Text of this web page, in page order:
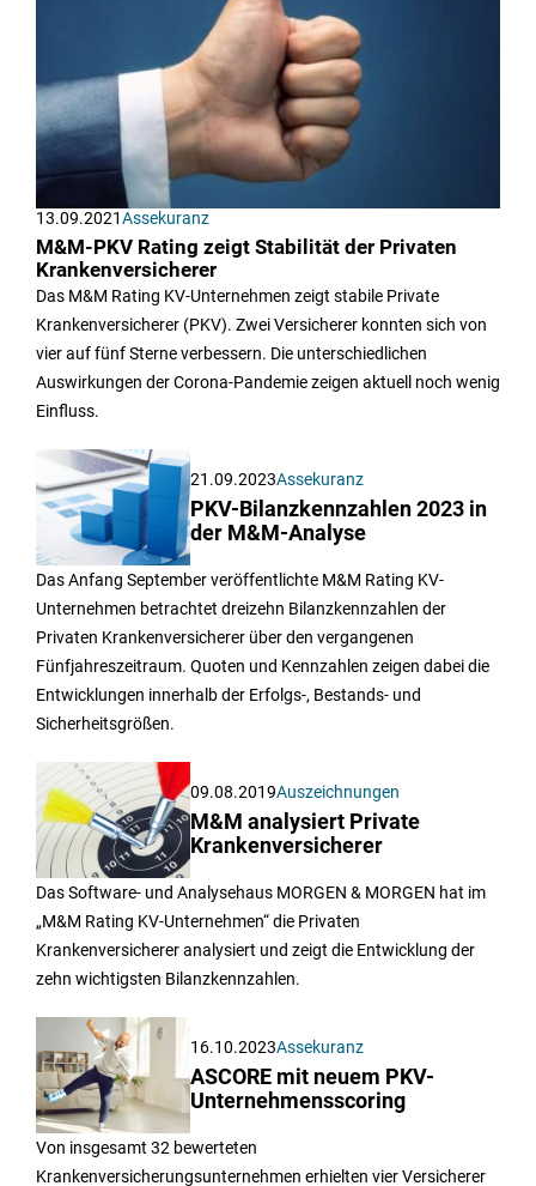
13.09.2021Assekuranz
M&M-PKV Rating zeigt Stabilität der Privaten
Krankenversicherer
Das M&M Rating KV-Unternehmen zeigt stabile Private
Krankenversicherer (PKV). Zwei Versicherer konnten sich von
vier auf fünf Sterne verbessern. Die unterschiedlichen
Auswirkungen der Corona-Pandemie zeigen aktuell noch wenig
Einfluss.
21.09.2023Assekuranz
PKV-Bilanzkennzahlen 2023 in
der M&M-Analyse
Das Anfang September veröffentlichte M&M Rating KV-
Unternehmen betrachtet dreizehn Bilanzkennzahlen der
Privaten Krankenversicherer über den vergangenen
Fünfjahreszeitraum. Quoten und Kennzahlen zeigen dabei die
Entwicklungen innerhalb der Erfolgs-, Bestands- und
Sicherheitsgrößen.
09.08.2019Auszeichnungen
M&M analysiert Private
Krankenversicherer
Das Software- und Analysehaus MORGEN & MORGEN hat im
„M&M Rating KV-Unternehmen“ die Privaten
Krankenversicherer analysiert und zeigt die Entwicklung der
zehn wichtigsten Bilanzkennzahlen.
16.10.2023Assekuranz
ASCORE mit neuem PKV-
Unternehmensscoring
Von insgesamt 32 bewerteten
Krankenversicherungsunternehmen erhielten vier Versicherer